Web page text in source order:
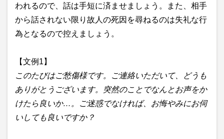
われるので、話は手短に済ませましょう。また、相手
から話されない限り故人の死因を尋ねるのは失礼な行
為となるので控えましょう。
【文例1】
このたびはご愁傷様です。ご連絡いただいて、どうも
ありがとうございます。突然のことでなんとお声をか
けたら良いか…。ご迷惑でなければ、お悔やみにお伺
いしても良いですか？